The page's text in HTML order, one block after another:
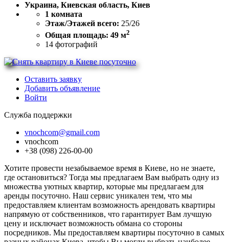
Украина, Киевская область, Киев
1 комната
Этаж/Этажей всего: 25/26
Общая площадь: 49 м2
14 фотографий
Оставить заявку
Добавить объявление
Войти
Служба поддержки
vnochcom@gmail.com
vnochcom
+38 (098) 226-00-00
Хотите провести незабываемое время в Киеве, но не знаете,
где остановиться? Тогда мы предлагаем Вам выбрать одну из
множества уютных квартир, которые мы предлагаем для
аренды посуточно. Наш сервис уникален тем, что мы
предоставляем клиентам возможность арендовать квартиры
напрямую от собственников, что гарантирует Вам лучшую
цену и исключает возможность обмана со стороны
посредников. Мы предоставляем квартиры посуточно в самых